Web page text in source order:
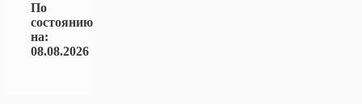
По
состоянию
на:
08.08.2026